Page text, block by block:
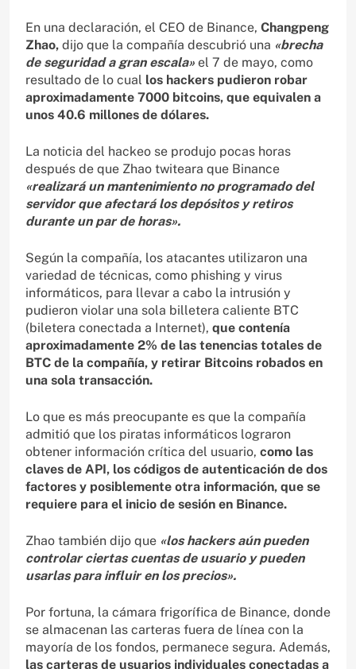
En una declaración, el CEO de Binance, Changpeng
Zhao, dijo que la compañía descubrió una «brecha
de seguridad a gran escala» el 7 de mayo, como
resultado de lo cual los hackers pudieron robar
aproximadamente 7000 bitcoins, que equivalen a
unos 40.6 millones de dólares.
La noticia del hackeo se produjo pocas horas
después de que Zhao twiteara que Binance
«realizará un mantenimiento no programado del
servidor que afectará los depósitos y retiros
durante un par de horas».
Según la compañía, los atacantes utilizaron una
variedad de técnicas, como phishing y virus
informáticos, para llevar a cabo la intrusión y
pudieron violar una sola billetera caliente BTC
(biletera conectada a Internet), que contenía
aproximadamente 2% de las tenencias totales de
BTC de la compañía, y retirar Bitcoins robados en
una sola transacción.
Lo que es más preocupante es que la compañía
admitió que los piratas informáticos lograron
obtener información crítica del usuario, como las
claves de API, los códigos de autenticación de dos
factores y posiblemente otra información, que se
requiere para el inicio de sesión en Binance.
Zhao también dijo que «los hackers aún pueden
controlar ciertas cuentas de usuario y pueden
usarlas para influir en los precios».
Por fortuna, la cámara frigorífica de Binance, donde
se almacenan las carteras fuera de línea con la
mayoría de los fondos, permanece segura. Además,
las carteras de usuarios individuales conectadas a